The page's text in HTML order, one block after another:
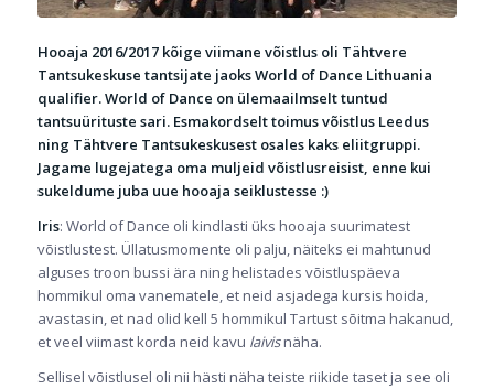
Hooaja 2016/2017 kõige viimane võistlus oli Tähtvere
Tantsukeskuse tantsijate jaoks World of Dance Lithuania
qualifier. World of Dance on ülemaailmselt tuntud
tantsuürituste sari. Esmakordselt toimus võistlus Leedus
ning Tähtvere Tantsukeskusest osales kaks eliitgruppi.
Jagame lugejatega oma muljeid võistlusreisist, enne kui
sukeldume juba uue hooaja seiklustesse :)
Iris: World of Dance oli kindlasti üks hooaja suurimatest
võistlustest. Üllatusmomente oli palju, näiteks ei mahtunud
alguses troon bussi ära ning helistades võistluspäeva
hommikul oma vanematele, et neid asjadega kursis hoida,
avastasin, et nad olid kell 5 hommikul Tartust sõitma hakanud,
et veel viimast korda neid kavu laivisnäha.
Sellisel võistlusel oli nii hästi näha teiste riikide taset ja see oli